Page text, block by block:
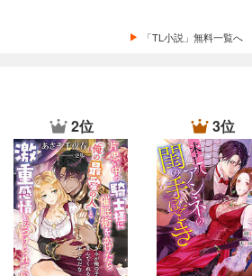
「TL小説」無料一覧へ
2位 3位